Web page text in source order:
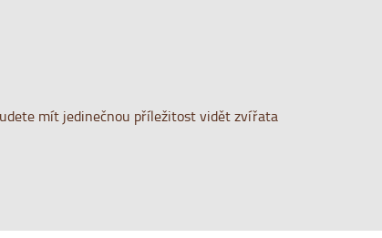
mít jedinečnou příležitost vidět zvířata